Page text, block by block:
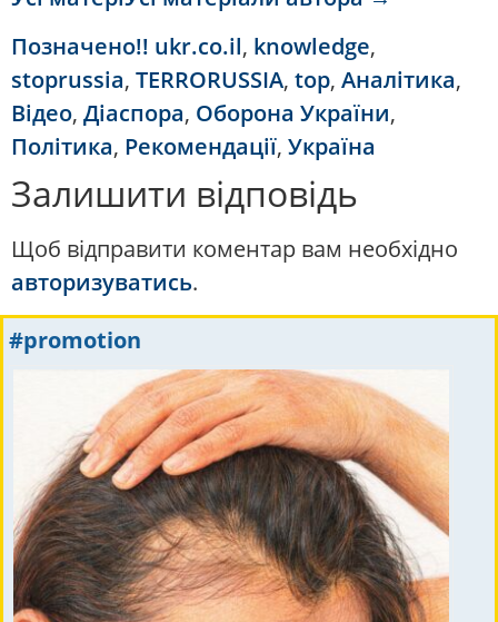
Позначено!! ukr.co.il, knowledge,
stoprussia, TERRORUSSIA, top, Аналітика,
Відео, Діаспора, Оборона України,
Політика, Рекомендації, Україна
Залишити відповідь
Щоб відправити коментар вам необхідно
авторизуватись.
#promotion